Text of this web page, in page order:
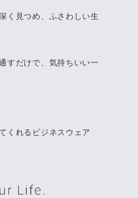
く見つめ、ふさわしい生
すだけで、気持ちいい一
くれるビジネスウェア